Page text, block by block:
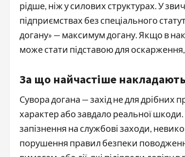
рідше, ніж у силових структурах. У
підприємствах без спеціального
догану» — максимум догану. Якщо в
може стати підставою для
За що найчастіше
Сувора догана — захід не для дрібних
характер або завдало реальної
запізнення на службові заходи,
порушення правил безпеки